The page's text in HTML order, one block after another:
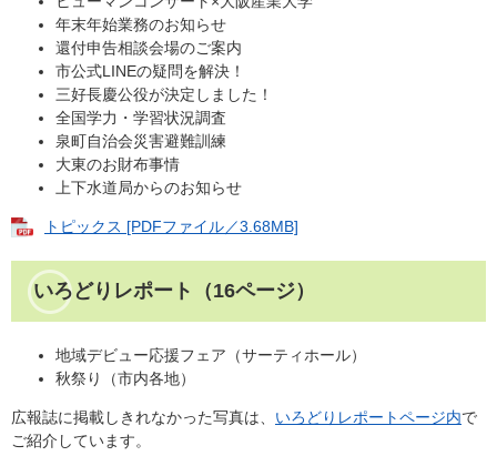
年末年始業務のお知らせ
還付申告相談会場のご案内
市公式LINEの疑問を解決！
三好長慶公役が決定しました！
全国学力・学習状況調査
泉町自治会災害避難訓練
大東のお財布事情
上下水道局からのお知らせ
トピックス [PDFファイル／3.68MB]
いろどりレポート（16ページ）
地域デビュー応援フェア（サーティホール）
秋祭り（市内各地）
広報誌に掲載しきれなかった写真は、 いろどりレポートページ内で
ご紹介しています。